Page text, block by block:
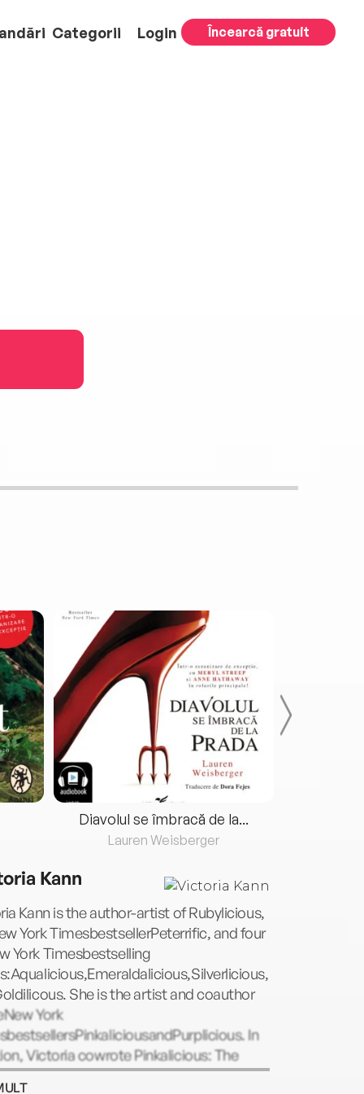
Categorii Login Încearcă gratuit
Diavolul se îmbracă de la...
Lauren Weisberger
Kann
Kann is the author-artist of Rubylicious,
York TimesbestsellerPeterrific, and four
York Timesbestselling
She is the artist and coauthor
York
In
Victoria cowrote Pinkalicious: The
which premiered in New York City to